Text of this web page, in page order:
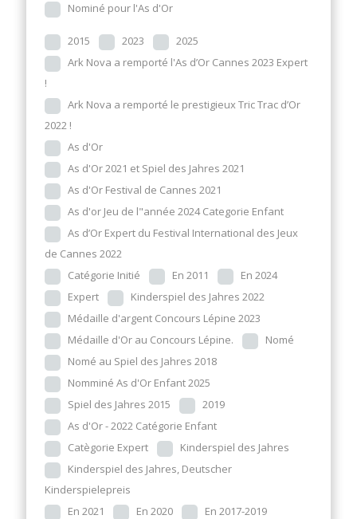
Nominé pour l'As d'Or
2015 2023
2025
Ark Nova a remporté l'As d’Or Cannes 2023 Expert
!
Ark Nova a remporté le prestigieux Tric Trac d’Or
2022 !
As d'Or
As d'Or 2021 et Spiel des Jahres 2021
As d'Or Festival de Cannes 2021
As d'or Jeu de l"année 2024 Categorie Enfant
As d’Or Expert du Festival International des Jeux
de Cannes 2022
Catégorie Initié
En 2011
En 2024
Expert
Kinderspiel des Jahres 2022
Médaille d'argent Concours Lépine 2023
Médaille d'Or au Concours Lépine.
Nomé
Nomé au Spiel des Jahres 2018
Nomminé As d'Or Enfant 2025
Spiel des Jahres 2015
2019
As d'Or - 2022 Catégorie Enfant
Catègorie Expert
Kinderspiel des Jahres
Kinderspiel des Jahres, Deutscher
Kinderspielepreis
En 2021
En 2020
En 2017-2019